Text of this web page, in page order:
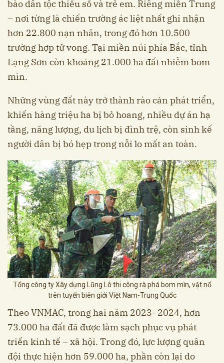
bào dân tộc thiểu số và trẻ em. Riêng miền Trung
– nơi từng là chiến trường ác liệt nhất ghi nhận
hơn 22.800 nạn nhân, trong đó hơn 10.500
trường hợp tử vong. Tại miền núi phía Bắc, tỉnh
Lạng Sơn còn khoảng 21.000 ha đất nhiễm bom
mìn.
Những vùng đất này trở thành rào cản phát triển,
khiến hàng triệu ha bị bỏ hoang, nhiều dự án hạ
tầng, năng lượng, du lịch bị đình trệ, còn sinh kế
người dân bị bó hẹp trong nỗi lo mất an toàn.
Tổng công ty Xây dựng Lũng Lô thi công rà phá bom mìn, vật nổ
trên tuyến biên giới Việt Nam-Trung Quốc
Theo VNMAC, trong hai năm 2023–2024, hơn
73.000 ha đất đã được làm sạch phục vụ phát
triển kinh tế – xã hội. Trong đó, lực lượng quân
đội thực hiện hơn 59.000 ha, phần còn lại do